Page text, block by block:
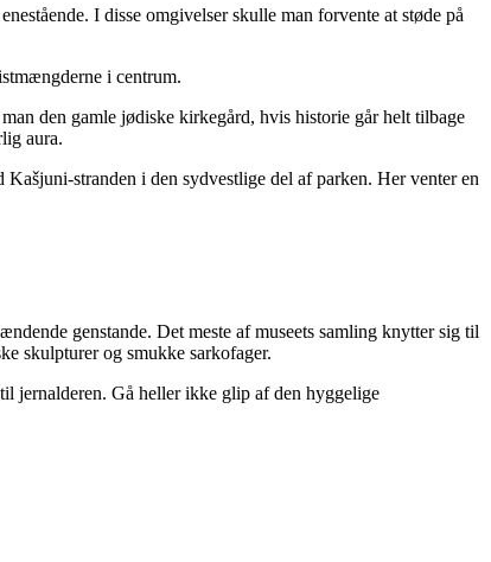
I disse omgivelser skulle man forvente at støde på
i centrum.
den gamle jødiske kirkegård, hvis historie går helt tilbage
aura.
stranden i den sydvestlige del af parken. Her venter en
genstande. Det meste af museets samling knytter sig til
skulpturer og smukke sarkofager.
jernalderen. Gå heller ikke glip af den hyggelige